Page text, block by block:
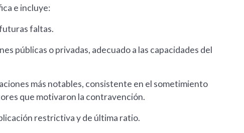
e incluye:
faltas.
públicas o privadas, adecuado a las capacidades del
más notables, consistente en el sometimiento
que motivaron la contravención.
restrictiva y de última ratio.